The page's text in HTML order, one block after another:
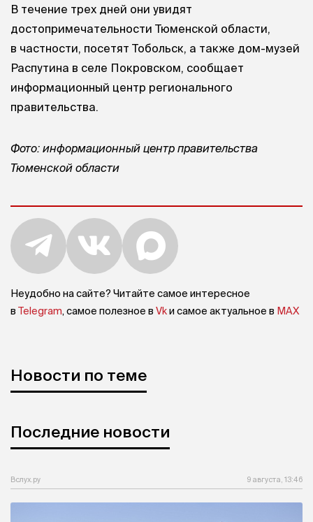
В течение трех дней они увидят
достопримечательности Тюменской области,
в частности, посетят Тобольск, а также дом-музей
Распутина в селе Покровском, сообщает
информационный центр регионального
правительства.
Фото: информационный центр правительства
Тюменской области
Неудобно на сайте? Читайте самое интересное
в Telegram, самое полезное в Vkи самое актуальное в MAX
Новости по теме
Последние новости
Вслух.ру 9 августа, 13:46